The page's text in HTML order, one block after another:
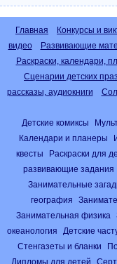
Главная Конкурсы и
видео
Развивающие
Раскраски, календари,
Сценарии детских
рассказы, аудиокниги
Детские комиксы
Календари и планеры
квесты
Раскраски для
развивающие задания
Занимательные
география
Занимательная физика
океанология
Детские
Стенгазеты и бланки
Дипломы для детей